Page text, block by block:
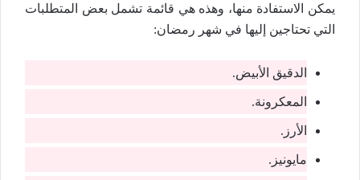
يمكن الاستفادة منها، وهذه هي قائمة تشمل بعض المتطلبات
التي تحتاجين إليها في شهر رمضان:
الدقيق الأبيض.
المعكرونة.
الأرز.
مايونيز.